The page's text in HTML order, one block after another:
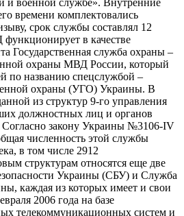
времени комплектовались
срок службы составлял 12
в качестве
Государственная служба охраны –
охраны МВД России, который
по названию спецслужбой –
охраны (УГО) Украины. В
из структур 9-го управления
должностных лиц и органов
Согласно закону Украины №3106-IV
численность этой службы
в том числе 2912
структурам относятся еще две
Украины (СБУ) и Служба
каждая из которых имеет и свои
2006 года на базе
телекоммуникационных систем и